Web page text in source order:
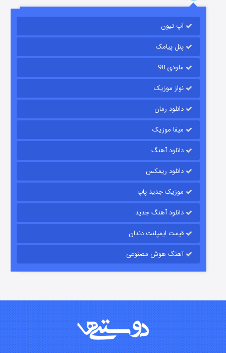
رویایی برای تو
قسمت
قسمت۲ (دوبله) منتشر شد
آپ تیون
پنل پیامک
ملودی 98
نواز موزیک
دانلود رمان
میفا موزیک
دانلود آهنگ
دانلود ریمکس
موزیک جدید پاپ
دانلود آهنگ جدید
قیمت ایمپلنت دندان
آهنگ هوش مصنوعی